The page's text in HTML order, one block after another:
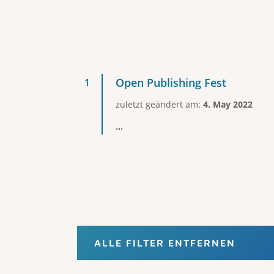
Open Publishing Fest
zuletzt geändert am: 4. May 2022
...
ALLE FILTER ENTFERNEN